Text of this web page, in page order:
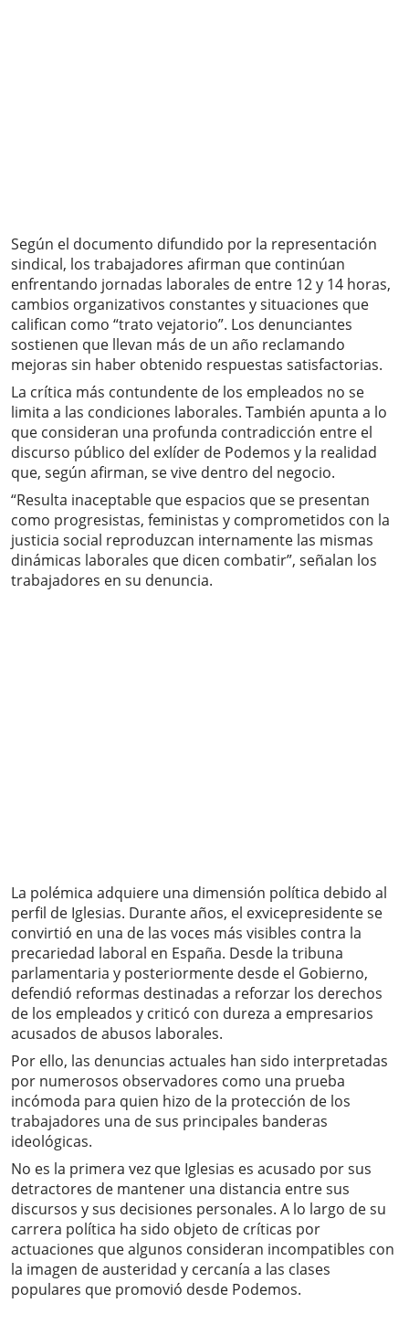
Según el documento difundido por la representación
sindical, los trabajadores afirman que continúan
enfrentando jornadas laborales de entre 12 y 14 horas,
cambios organizativos constantes y situaciones que
califican como “trato vejatorio”. Los denunciantes
sostienen que llevan más de un año reclamando
mejoras sin haber obtenido respuestas satisfactorias.
La crítica más contundente de los empleados no se
limita a las condiciones laborales. También apunta a lo
que consideran una profunda contradicción entre el
discurso público del exlíder de Podemos y la realidad
que, según afirman, se vive dentro del negocio.
“Resulta inaceptable que espacios que se presentan
como progresistas, feministas y comprometidos con la
justicia social reproduzcan internamente las mismas
dinámicas laborales que dicen combatir”, señalan los
trabajadores en su denuncia.
La polémica adquiere una dimensión política debido al
perfil de Iglesias. Durante años, el exvicepresidente se
convirtió en una de las voces más visibles contra la
precariedad laboral en España. Desde la tribuna
parlamentaria y posteriormente desde el Gobierno,
defendió reformas destinadas a reforzar los derechos
de los empleados y criticó con dureza a empresarios
acusados de abusos laborales.
Por ello, las denuncias actuales han sido interpretadas
por numerosos observadores como una prueba
incómoda para quien hizo de la protección de los
trabajadores una de sus principales banderas
ideológicas.
No es la primera vez que Iglesias es acusado por sus
detractores de mantener una distancia entre sus
discursos y sus decisiones personales. A lo largo de su
carrera política ha sido objeto de críticas por
actuaciones que algunos consideran incompatibles con
la imagen de austeridad y cercanía a las clases
populares que promovió desde Podemos.